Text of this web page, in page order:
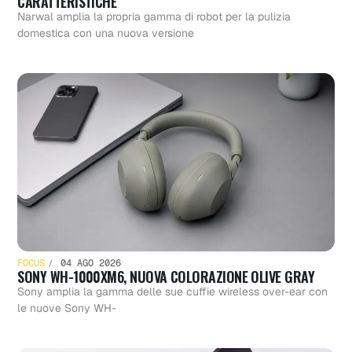
Narwal amplia la propria gamma di robot per la pulizia
domestica con una nuova versione
FOCUS 04 AGO 2026
SONY WH-1000XM6, NUOVA COLORAZIONE OLIVE GRAY
Sony amplia la gamma delle sue cuffie wireless over-ear con
le nuove Sony WH-